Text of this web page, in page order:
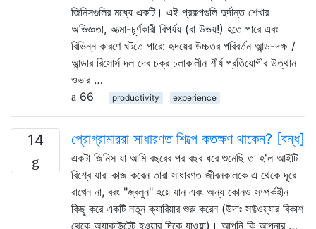
জিনিসগুলির মধ্যে একটি। এই প্রকল্পগুলি দুর্দান্ত শেখার
অভিজ্ঞতা, আত্মা-চূর্ণকারী বিপর্যয় (বা উভয়!) হতে পারে এবং
বিভিন্ন কারণে ঘটতে পারে: হৃদয়ের উচ্চতর পরিবর্তন আন্ড-দক্ষ /
আন্ডার রিসোর্স দল দেব চক্র চলাকালীন শীর্ষ প্রতিযোগীর উত্থান
ওভার …
66
productivity experience
14 প্রোগ্রামাররা সাধারণত শিল্পে কতক্ষণ থাকেন? [বন্ধ]
একটা জিনিস যা আমি বছরের পর বছর ধরে শুনেছি তা হ'ল আইটি
বিশ্বে যারা কাজ করেন তারা সাধারণত জীবনকালকে এ থেকে দূরে
রাখেন না, বরং "জ্বলুন" হয়ে যান এবং অন্য কোনও সম্পর্কহীন
কিছু করে একটি নতুন ক্যারিয়ার শুরু করেন (উদাঃ সফ্টওয়্যার বিকাশ
থেকে অ্যাকাউন্টেন্ট হওয়ার দিকে যাওয়া)। আপনি কি আপনার …